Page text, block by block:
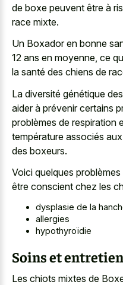
de boxe peuvent être à
race mixte.
Un Boxador en bonne
12 ans en moyenne, ce
la santé des chiens de
La diversité génétique
aider à prévenir certains
problèmes de respiration
température associés
des boxeurs.
Voici quelques
être conscient chez les
dysplasie de la
allergies
hypothyroïdie
Soins et entretien
Les chiots mixtes de